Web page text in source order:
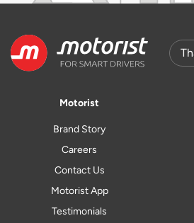
Motorist
Brand Story
Careers
Contact Us
Motorist App
Testimonials